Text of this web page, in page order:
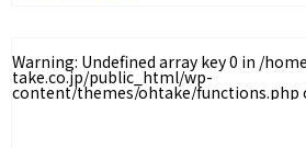
Warning: Undefined array key 0 in /
take.co.jp/public_html/wp-
content/themes/ohtake/functions.php